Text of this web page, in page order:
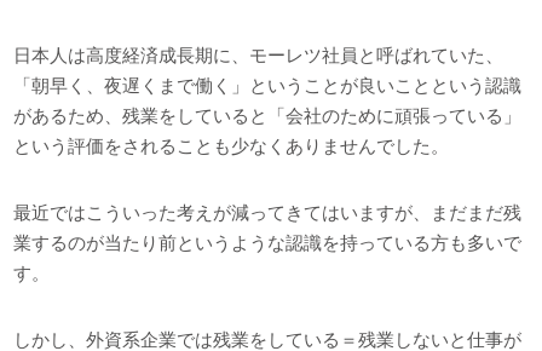
日本人は高度経済成長期に、モーレツ社員と呼ばれていた、
「朝早く、夜遅くまで働く」ということが良いことという認識
があるため、残業をしていると「会社のために頑張っている」
という評価をされることも少なくありませんでした。
最近ではこういった考えが減ってきてはいますが、まだまだ残
業するのが当たり前というような認識を持っている方も多いで
す。
しかし、外資系企業では残業をしている＝残業しないと仕事が